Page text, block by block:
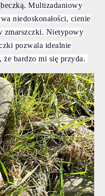
Multizadaniowy
niedoskonałości, cienie
zmarszczki. Nietypowy
pozwala idealnie
że bardzo mi się przyda.